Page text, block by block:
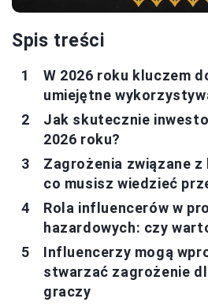
Spis treści
W 2026 roku kluczem
umiejętne
Jak skutecznie
2026 roku?
Zagrożenia związane z
co musisz wiedzieć
Rola influencerów w
hazardowych: czy
Influencerzy mogą
stwarzać zagrożenie
graczy